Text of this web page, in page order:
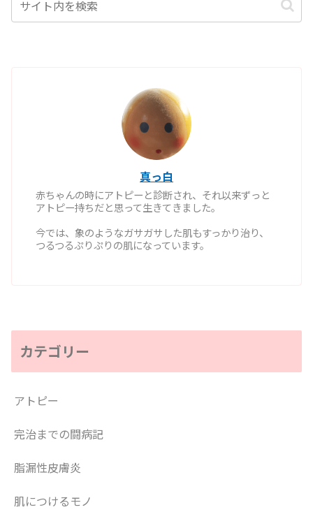
真っ白
赤ちゃんの時にアトピーと診断され、それ以来ずっと
アトピー持ちだと思って生きてきました。
今では、象のようなガサガサした肌もすっかり治り、
つるつるぷりぷりの肌になっています。
カテゴリー
アトピー
完治までの闘病記
脂漏性皮膚炎
肌につけるモノ